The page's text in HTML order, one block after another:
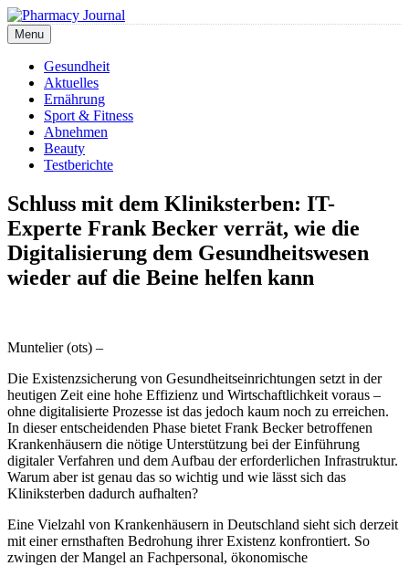
Skip
to
content
Pharmacy Journal
Menu
Gesundheit
Aktuelles
Ernährung
Sport & Fitness
Abnehmen
Beauty
Testberichte
Schluss mit dem Kliniksterben: IT-
Experte Frank Becker verrät, wie die
Digitalisierung dem Gesundheitswesen
wieder auf die Beine helfen kann
Muntelier (ots) –
Die Existenzsicherung von Gesundheitseinrichtungen setzt in der
heutigen Zeit eine hohe Effizienz und Wirtschaftlichkeit voraus –
ohne digitalisierte Prozesse ist das jedoch kaum noch zu erreichen.
In dieser entscheidenden Phase bietet Frank Becker betroffenen
Krankenhäusern die nötige Unterstützung bei der Einführung
digitaler Verfahren und dem Aufbau der erforderlichen Infrastruktur.
Warum aber ist genau das so wichtig und wie lässt sich das
Kliniksterben dadurch aufhalten?
Eine Vielzahl von Krankenhäusern in Deutschland sieht sich derzeit
mit einer ernsthaften Bedrohung ihrer Existenz konfrontiert. So
zwingen der Mangel an Fachpersonal, ökonomische